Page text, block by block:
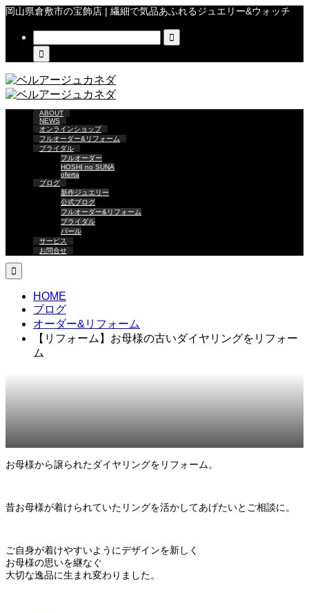
岡山県倉敷市の宝飾店 | 繊細で気品あふれるジュエリー&ウォッチ


ABOUT
NEWS
オンラインショップ
フルオーダー&リフォーム
ブライダル
フルオーダー
HOSHI no SUNA
oferta
ブログ
新作ジュエリー
公式ブログ
フルオーダー&リフォーム
ブライダル
パール
サービス
お問合せ

HOME
ブログ
オーダー&リフォーム
【リフォーム】お母様の古いダイヤリングをリフォー
ム
お母様から譲られたダイヤリングをリフォーム。
昔お母様が着けられていたリングを活かしてあげたいとご相談に。
ご自身が着けやすいようにデザインを新しく
お母様の思いを継なぐ
大切な逸品に生まれ変わりました。